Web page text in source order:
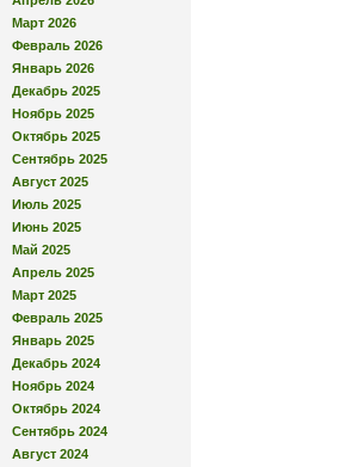
Март 2026
Февраль 2026
Январь 2026
Декабрь 2025
Ноябрь 2025
Октябрь 2025
Сентябрь 2025
Август 2025
Июль 2025
Июнь 2025
Май 2025
Апрель 2025
Март 2025
Февраль 2025
Январь 2025
Декабрь 2024
Ноябрь 2024
Октябрь 2024
Сентябрь 2024
Август 2024